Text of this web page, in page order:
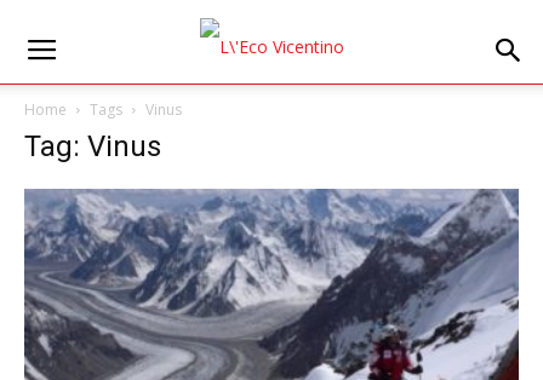
Home Tags Vinus
Tag: Vinus